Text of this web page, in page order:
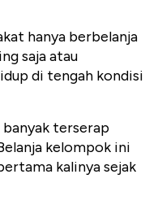
hanya berbelanja
saja atau
di tengah kondisi
terserap
kelompok ini
kalinya sejak